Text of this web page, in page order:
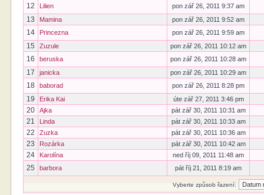
12 Lilien pon zář 26, 2011 9:37 am
13 Mamina pon zář 26, 2011 9:52 am
14 Princezna pon zář 26, 2011 9:59 am
15 Zuzule pon zář 26, 2011 10:12 am
16 beruska pon zář 26, 2011 10:28 am
17 janicka pon zář 26, 2011 10:29 am
18 baborad pon zář 26, 2011 8:28 pm
19 Erika Kai úte zář 27, 2011 3:46 pm
20 Ajka pát zář 30, 2011 10:31 am
21 Linda pát zář 30, 2011 10:33 am
22 Zuzka pát zář 30, 2011 10:36 am
23 Rozárka pát zář 30, 2011 10:42 am
24 Karolína ned říj 09, 2011 11:48 am
25 barbora pát říj 21, 2011 8:19 am
Vyberte způsob řazení: